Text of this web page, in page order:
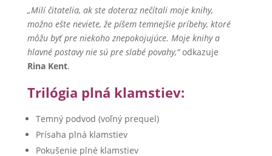
„Milí čitatelia, ak ste doteraz nečítali moje knihy,
možno ešte neviete, že píšem temnejšie príbehy, ktoré
môžu byť pre niekoho znepokojujúce. Moje knihy a
hlavné postavy nie sú pre slabé povahy,“odkazuje
Rina Kent.
Trilógia plná klamstiev:
Temný podvod (voľný prequel)
Prísaha plná klamstiev
Pokušenie plné klamstiev